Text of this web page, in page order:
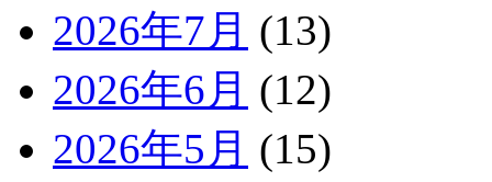
2026年7月 (13)
2026年6月 (12)
2026年5月 (15)